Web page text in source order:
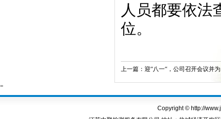
人员都要依法
位。
上一篇： 迎“八一“，公司召开会议并
=
Copyright © http://